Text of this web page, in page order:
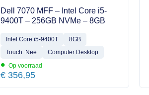
Dell 7070 MFF – Intel Core i5-
9400T – 256GB NVMe – 8GB
Intel Core i5-9400T
8GB
Touch: Nee
Computer Desktop
• Op voorraad
€ 356,95